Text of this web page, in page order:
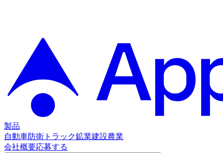
製品
自動車防衛 トラック鉱業建設農業
会社概要応募する